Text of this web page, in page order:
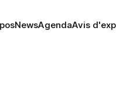
NewsAgendaAvis